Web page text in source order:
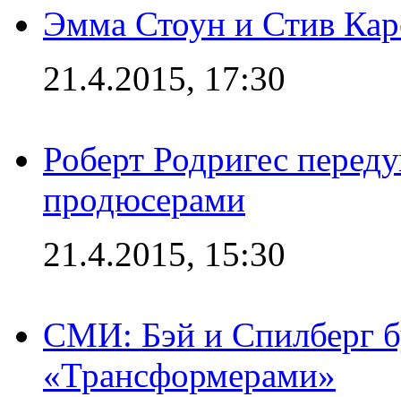
Эмма Стоун и Стив
21.4.2015, 17:30
Роберт Родригес
продюсерами
21.4.2015, 15:30
СМИ: Бэй и Спилберг
«Трансформерами»